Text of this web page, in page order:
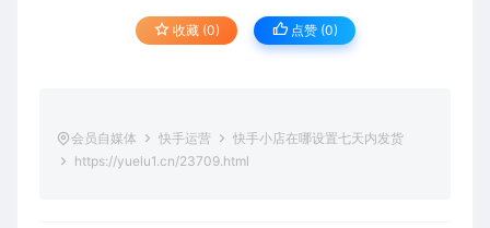
收藏 (0) 点赞 (0)
会员自媒体 快手运营
快手小店在哪设置七天内发货
https://yuelu1.cn/23709.html